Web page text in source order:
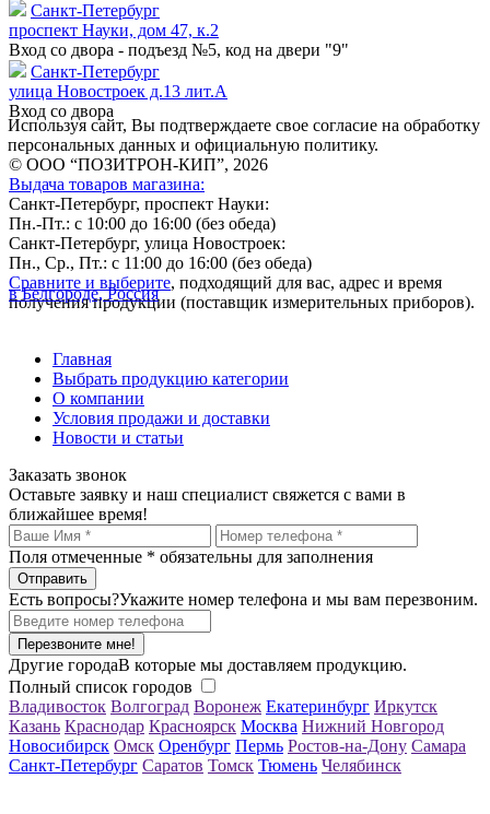
Санкт-Петербург
проспект Науки, дом 47, к.2
Вход со двора - подъезд №5, код на двери "9"
Санкт-Петербург
улица Новостроек д.13 лит.А
Вход со двора
Используя сайт, Вы подтверждаете свое согласие на обработку
персональных данных и официальную политику.
© ООО “ПОЗИТРОН-КИП”, 2026
Выдача товаров магазина:
Санкт-Петербург, проспект Науки:
Пн.-Пт.: с 10:00 до 16:00 (без обеда)
Санкт-Петербург, улица Новостроек:
Пн., Ср., Пт.: с 11:00 до 16:00 (без обеда)
Сравните и выберите, подходящий для вас, адрес и время
получения продукции (поставщик измерительных приборов).
в Белгороде, Россия
Главная
Выбрать продукцию категории
О компании
Условия продажи и доставки
Новости и статьи
Заказать звонок
Оставьте заявку и наш специалист свяжется с вами в
ближайшее время!
Поля отмеченные * обязательны для заполнения
Есть вопросы?Укажите номер телефона и мы вам перезвоним.
Перезвоните мне!
Другие городаВ которые мы доставляем продукцию.
Полный список городов
Владивосток Волгоград Воронеж Екатеринбург Иркутск
Казань Краснодар Красноярск Москва Нижний Новгород
Новосибирск Омск Оренбург Пермь Ростов-на-Дону Самара
Санкт-Петербург Саратов Томск Тюмень Челябинск